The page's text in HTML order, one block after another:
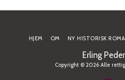
Erling
Copyright © 2026 Alle
HJEM OM NY HISTORISK